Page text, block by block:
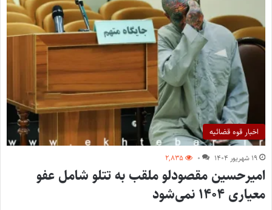
اخبار قوه قضائیه
۱۹ شهریور ۱۴۰۴ ۰ ۲,۸۳۵
امیرحسین مقصودلو ملقب به تتلو شامل عفو
معیاری ۱۴۰۴ نمی‌شود